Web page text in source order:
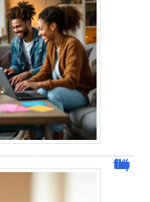
Jacques Dutronc fortune : estimation et sources de richesse !